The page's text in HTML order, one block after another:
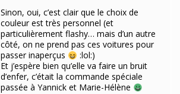
Sinon, oui, c’est clair que le choix de
couleur est très personnel (et
particulièrement flashy… mais d’un autre
côté, on ne prend pas ces voitures pour
passer inaperçus
:lol:)
Et j’espère bien qu’elle va faire un bruit
d’enfer, c’était la commande spéciale
passée à Yannick et Marie-Hélène